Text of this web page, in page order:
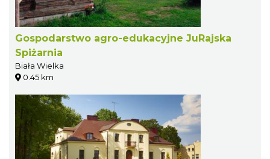
Gospodarstwo agro-edukacyjne JuRajska
Spiżarnia
Biała Wielka
0.45 km